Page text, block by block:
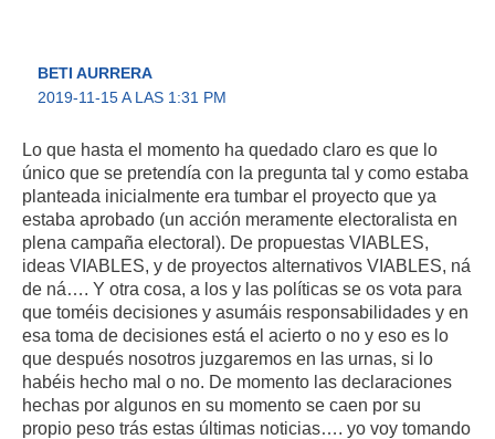
BETI AURRERA
2019-11-15 A LAS 1:31 PM
Lo que hasta el momento ha quedado claro es que lo
único que se pretendía con la pregunta tal y como estaba
planteada inicialmente era tumbar el proyecto que ya
estaba aprobado (un acción meramente electoralista en
plena campaña electoral). De propuestas VIABLES,
ideas VIABLES, y de proyectos alternativos VIABLES, ná
de ná…. Y otra cosa, a los y las políticas se os vota para
que toméis decisiones y asumáis responsabilidades y en
esa toma de decisiones está el acierto o no y eso es lo
que después nosotros juzgaremos en las urnas, si lo
habéis hecho mal o no. De momento las declaraciones
hechas por algunos en su momento se caen por su
propio peso trás estas últimas noticias…. yo voy tomando